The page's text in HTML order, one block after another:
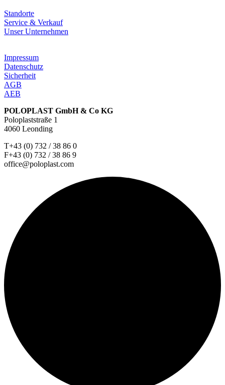
Standorte
Service & Verkauf
Unser Unternehmen
Impressum
Datenschutz
Sicherheit
AGB
AEB
POLOPLAST GmbH & Co KG
Poloplaststraße 1
4060 Leonding
T+43 (0) 732 / 38 86 0
F+43 (0) 732 / 38 86 9
office@poloplast.com